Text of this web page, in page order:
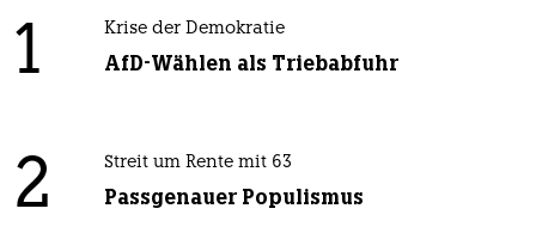
1 Krise der Demokratie
AfD-Wählen als Triebabfuhr
2 Streit um Rente mit 63
Passgenauer Populismus